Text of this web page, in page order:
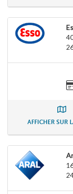
AFFICHER SUR